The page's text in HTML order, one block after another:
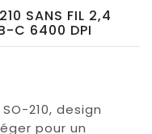
SANS FIL 2,4
C 6400 DPI
210, design
pour un